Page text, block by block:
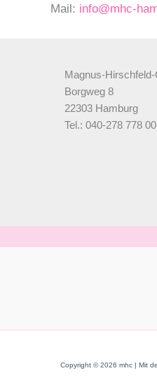
Mail: info@mhc-
Magnus-
Borgweg 8
22303 Hamburg
Tel.: 040-278 778 00
Copyright © 2026 mhc | Mit